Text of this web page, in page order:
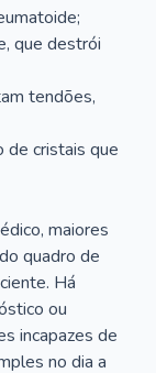
que destrói
tendões,
de cristais que
maiores
quadro de
Há
ou
incapazes de
no dia a